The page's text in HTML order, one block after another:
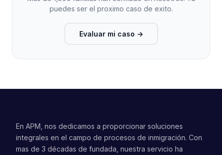
puedes ser el proximo caso de exito.
Evaluar mi caso →
En APM, nos dedicamos a proporcionar soluciones
integrales en el campo de procesos de inmigración. Con
mas de 3 décadas de fundada, nuestra servicio ha